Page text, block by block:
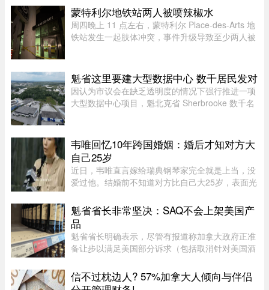
历史，目前对露营者没有 ...
蒙特利尔地铁站两人被喷辣椒水
周四晚上 11 点左右，蒙特利尔 Place-des-Arts 地
铁站发生一起肢体冲突，事件升级导致至少两人被
多名乘客。蒙特利尔警方 ...
魁省这里要建大型数据中心 数千居民发对
因认为市议会在缺乏透明度的情况下强行推进一项
大型数据中心项目，魁北克省 Sherbrooke 数千名
估并举行公开辩论，同时对 ...
韦唯回忆10年跨国婚姻：婚后才知对方大
自己25岁
近日，韦唯直言嫁给瑞典钢琴家完全就是上当，没
爱过他。结婚前不知道对方比自己大25岁，表面光
世，自己独自抚养三个儿子。韦唯，原名张菊霞，
壮族，1963年9月28日出生于 ...
魁省省长非常坚决：SAQ不会上架美国产
品
魁省省长明确表示，尽管有报道称加拿大政府正准
备让步以满足美国部分诉求（包括取消针对美国酒
任何美国产品。根据省长 Christine Fréchette 办公
室周五发表的声明，在 ...
信不过枕边人? 57%加拿大人倾向与伴侣